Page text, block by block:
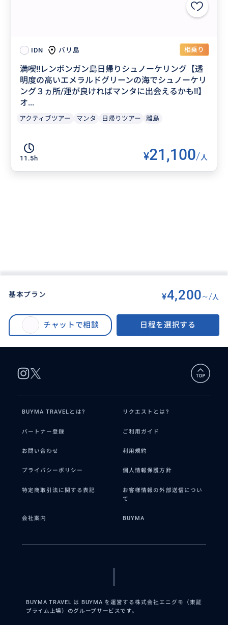
IDN バリ島 相乗り
満喫‼️レンボンガン島日帰りシュノーケリング【透
明度の高いエメラルドグリーンの海でシュノーケリ
ング３ヵ所/運が良ければマンタに出会えるかも‼】
オ...
アクティブツアー マンタ 日帰りツアー 離島
11.5h ¥21,100/人
基本プラン ¥4,200~/ 人
チャットで相談 日程を選択する
BUYMA TRAVEL> バリ島オプショナルツアー>
満喫‼️バロンダンス＋ウブド観光（市場・王宮・モンキーフォレストetc.）｜
名所を効率よく巡る 1日観光＜貸切｜日本語｜ホテル送迎｜アレンジ自由＞
BUYMA TRAVELとは? リクエストとは?
パートナー登録 ご利用ガイド
お問い合わせ 利用規約
プライバシーポリシー 個人情報保護方針
特定商取引法に関する表記
お客様情報の外部送信につい
て
会社案内 BUYMA
BUYMA TRAVEL は BUYMA を運営する株式会社エニグモ（東証
プライム上場）のグループサービスです。